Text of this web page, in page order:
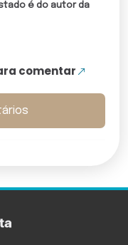
é do autor da
comentar